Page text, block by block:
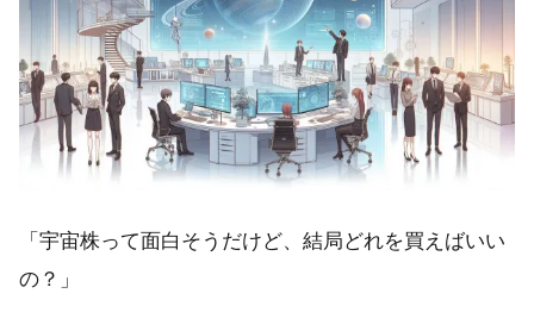
「宇宙株って面白そうだけど、結局どれを買えばいい
の？」